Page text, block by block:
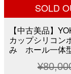
SOLD
【中古美品】
カップシリコン
み ホール一体
¥